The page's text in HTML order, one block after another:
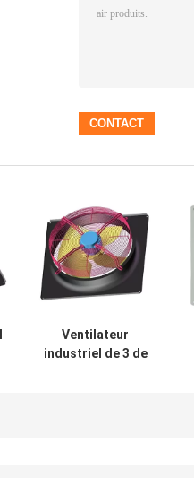
Ventilateur
industriel de 3 de